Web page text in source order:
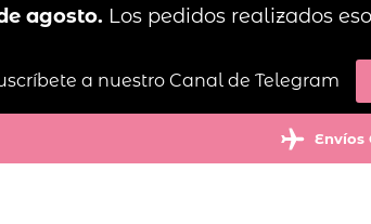
agosto. Los pedidos realizados
a nuestro Canal de Telegram
Envíos